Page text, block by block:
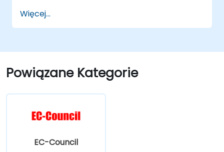
Więcej...
Powiązane Kategorie
EC-Council